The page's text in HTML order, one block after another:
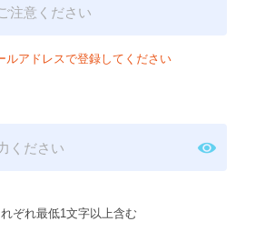
アドレスで登録してください
ぞれ最低1文字以上含む